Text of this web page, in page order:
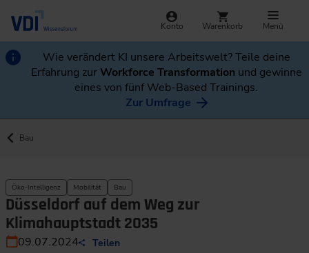
Konto Warenkorb Menü
Wie verändert KI unsere Arbeitswelt? Teile deine
Erfahrung zurWorkforce Transformation und gewinne
eines von fünf Web-Based Trainings.
Zur Umfrage
Bau
Öko-Intelligenz Mobilität Bau
Düsseldorf auf dem Weg zur
Klimahauptstadt 2035
09.07.2024 Teilen